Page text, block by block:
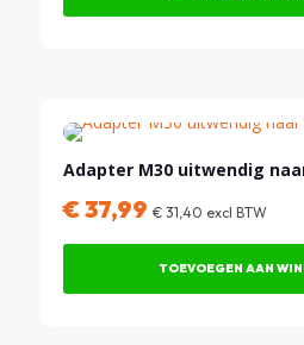
Adapter M30 uitwendig
€37,99 € 31,40 excl BTW
TOEVOEGEN AAN